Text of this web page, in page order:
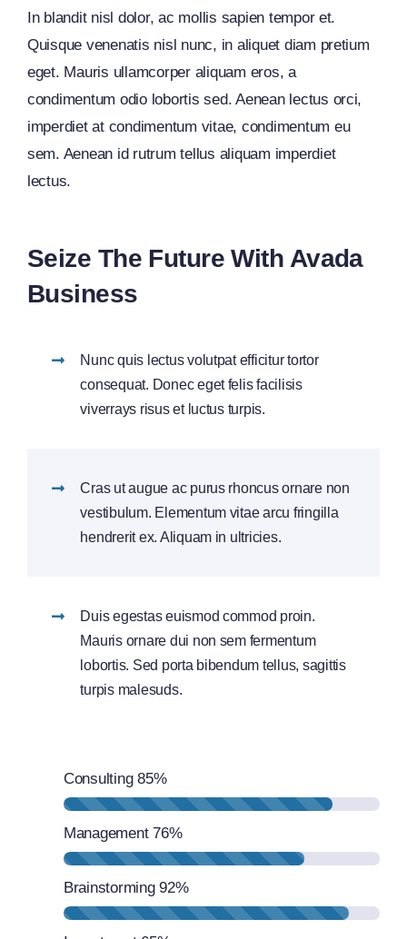
In blandit nisl dolor, ac mollis sapien tempor et.
Quisque venenatis nisl nunc, in aliquet diam pretium
eget. Mauris ullamcorper aliquam eros, a
condimentum odio lobortis sed. Aenean lectus orci,
imperdiet at condimentum vitae, condimentum eu
sem. Aenean id rutrum tellus aliquam imperdiet
lectus.
Seize The Future With Avada
Business
Nunc quis lectus volutpat efficitur tortor
consequat. Donec eget felis facilisis
viverrays risus et luctus turpis.
Cras ut augue ac purus rhoncus ornare non
vestibulum. Elementum vitae arcu fringilla
hendrerit ex. Aliquam in ultricies.
Duis egestas euismod commod proin.
Mauris ornare dui non sem fermentum
lobortis. Sed porta bibendum tellus, sagittis
turpis malesuds.
Consulting 85%
Management 76%
Brainstorming 92%